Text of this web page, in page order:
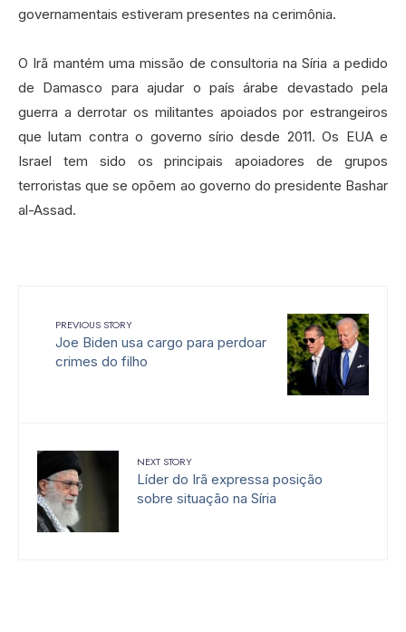
governamentais estiveram presentes na cerimônia.‍
O Irã mantém uma missão de consultoria na Síria a pedido
de Damasco para ajudar o país árabe devastado pela
guerra a derrotar os militantes apoiados por estrangeiros
que lutam contra o governo sírio desde 2011. Os EUA e
Israel tem sido os principais apoiadores de grupos
terroristas que se opõem ao governo do presidente Bashar
al-Assad.
PREVIOUS STORY
Joe Biden usa cargo para perdoar
crimes do filho
NEXT STORY
Líder do Irã expressa posição
sobre situação na Síria